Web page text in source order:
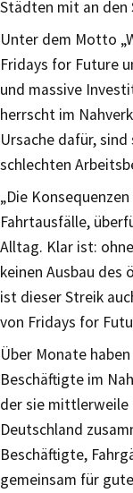
Städten mit an den
Unter dem Motto
Fridays for Future
und massive
herrscht im
Ursache dafür,
schlechten
„Die
Fahrtausfälle,
Alltag. Klar ist:
keinen Ausbau des
ist dieser Streik
von Fridays for
Über Monate
Beschäftigte im
der sie mittlerweile
Deutschland
Beschäftigte,
gemeinsam für